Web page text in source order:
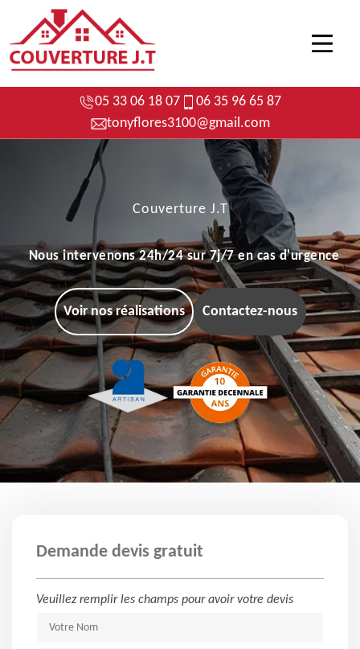
05 33 06 18 07
06 35 96 65 87
tonyflores3100@gmail.com
Couverture J.T
Nous intervenons 24h/24 sur 7j/7 en cas d'urgence
Voir nos réalisations Contactez-nous
Demande devis gratuit
Veuillez remplir les champs pour avoir votre devis